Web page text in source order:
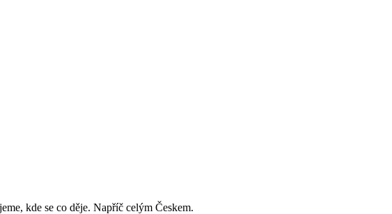
kde se co děje. Napříč celým Českem.